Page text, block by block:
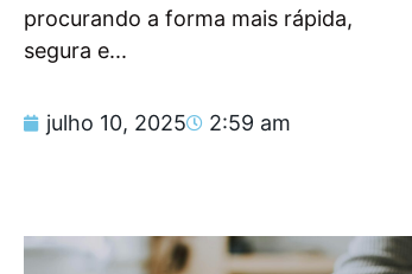
procurando a forma mais rápida,
segura e...
julho 10, 2025 2:59 am